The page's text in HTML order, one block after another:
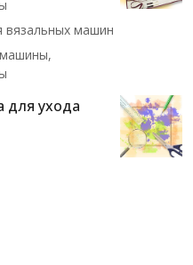
вязальных машин
для ухода